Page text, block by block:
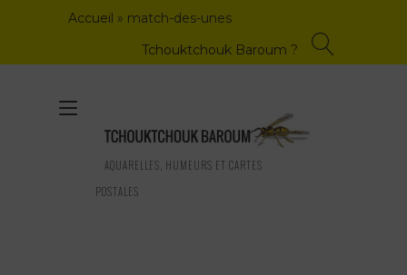
Accueil » match-des-unes
Tchouktchouk Baroum ?
AQUARELLES, HUMEURS ET CARTES
POSTALES
Toggle
navigation